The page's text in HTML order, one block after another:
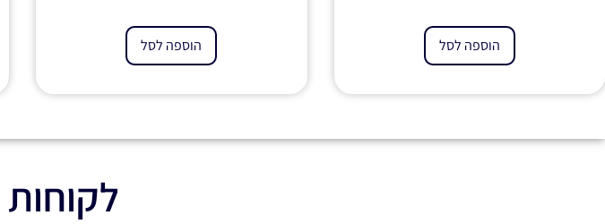
הוספה לסל הוספה לסל
לקוחות